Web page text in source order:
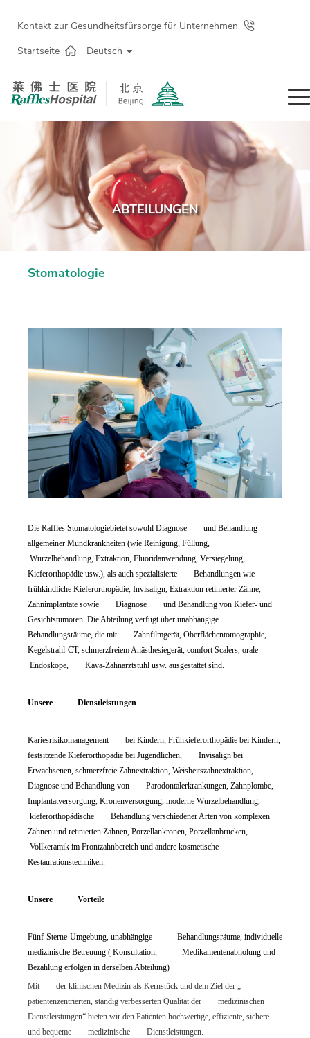
Kontakt zur Gesundheitsfürsorge für Unternehmen
Startseite
Deutsch
ABTEILUNGEN
Stomatologie
Die Raffles Stomatologiebietet sowohl Diagnose und Behandlung
allgemeiner Mundkrankheiten (wie Reinigung, Füllung,
Wurzelbehandlung, Extraktion, Fluoridanwendung, Versiegelung,
Kieferorthopädie usw.), als auch spezialisierte Behandlungen wie
frühkindliche Kieferorthopädie, Invisalign, Extraktion retinierter Zähne,
Zahnimplantate sowie Diagnose und Behandlung von Kiefer- und
Gesichtstumoren. Die Abteilung verfügt über unabhängige
Behandlungsräume, die mit Zahnfilmgerät, Oberflächentomographie,
Kegelstrahl-CT, schmerzfreiem Anästhesiegerät, comfort Scalers, orale
Endoskope, Kava-Zahnarztstuhl usw. ausgestattet sind.
Unsere Dienstleistungen
Kariesrisikomanagement bei Kindern, Frühkieferorthopädie bei Kindern,
festsitzende Kieferorthopädie bei Jugendlichen, Invisalign bei
Erwachsenen, schmerzfreie Zahnextraktion, Weisheitszahnextraktion,
Diagnose und Behandlung von Parodontalerkrankungen, Zahnplombe,
Implantatversorgung, Kronenversorgung, moderne Wurzelbehandlung,
kieferorthopädische Behandlung verschiedener Arten von komplexen
Zähnen und retinierten Zähnen, Porzellankronen, Porzellanbrücken,
Vollkeramik im Frontzahnbereich und andere kosmetische
Restaurationstechniken.
Unsere Vorteile
Fünf-Sterne-Umgebung, unabhängige Behandlungsräume, individuelle
medizinische Betreuung ( Konsultation, Medikamentenabholung und
Bezahlung erfolgen in derselben Abteilung)
Mit der klinischen Medizin als Kernstück und dem Ziel der „
patientenzentrierten, ständig verbesserten Qualität der medizinischen
Dienstleistungen“ bieten wir den Patienten hochwertige, effiziente, sichere
und bequeme medizinische Dienstleistungen.